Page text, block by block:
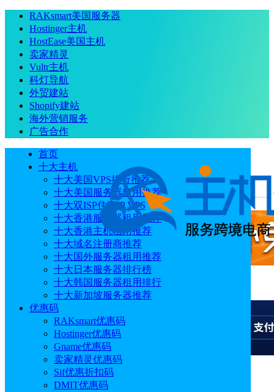
RAKsmart美国服务器
Hostinger主机
HostEase美国主机
卖家精灵
Vultr主机
科灯导航
外贸建站
Shopify建站
海外营销服务
广告合作
首页
十大主机
十大美国VPS排行推荐
十大美国服务器租用推荐
十大双ISP住宅IP VPS
十大香港服务器租用推荐
十大香港主机租用推荐
十大域名注册商推荐
十大国外服务器租用推荐
十大日本服务器排行榜
十大韩国服务器租用排行
十大新加坡服务器推荐
优惠码
RAKsmart优惠码
Hostinger优惠码
Gname优惠码
卖家精灵优惠码
Sif优惠折扣码
DMIT优惠码
当前位置：首页 主机 Ultahost WordPress主机怎么购买？